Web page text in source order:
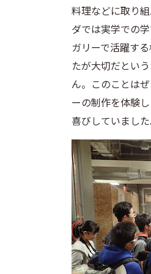
料理などに取り
ダでは実学での
ガリーで活躍す
たが大切だとい
ん。このことは
ーの制作を体験
喜びしていました